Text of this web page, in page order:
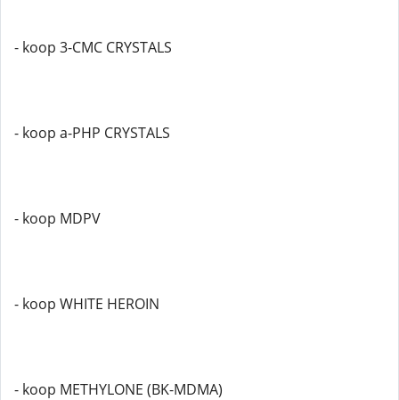
- koop 3-CMC CRYSTALS
- koop a-PHP CRYSTALS
- koop MDPV
- koop WHITE HEROIN
- koop METHYLONE (BK-MDMA)